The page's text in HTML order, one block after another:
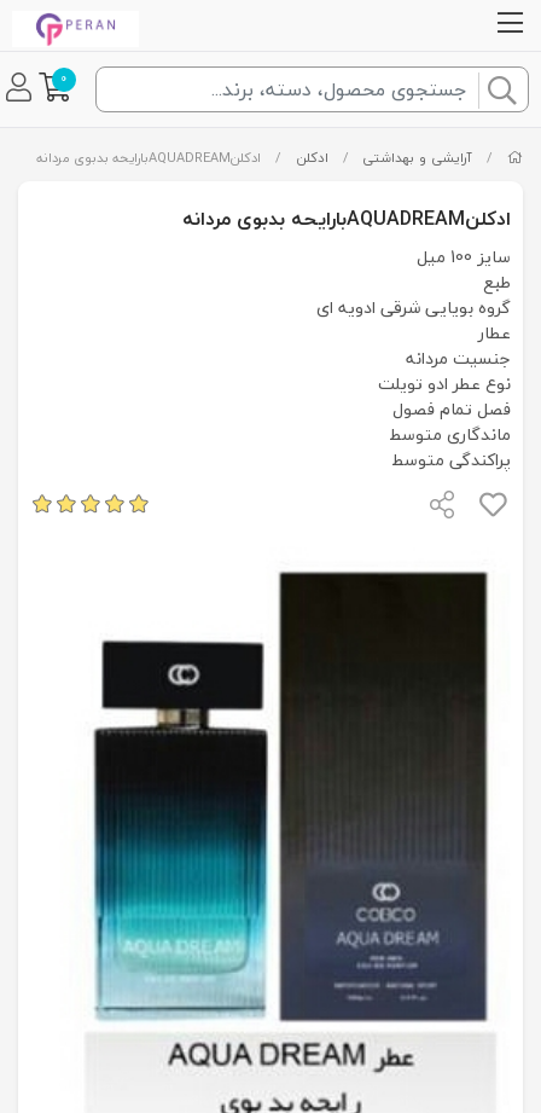
0
/ آرایشی و بهداشتی / ادکلن / ادکلنAQUADREAMبارایحه بدبوی مردانه
ادکلنAQUADREAMبارایحه بدبوی مردانه
سایز 100 میل
طبع
گروه بویایی شرقی ادویه ای
عطار
جنسیت مردانه
نوع عطر ادو تویلت
فصل تمام فصول
ماندگاری متوسط
پراکندگی متوسط